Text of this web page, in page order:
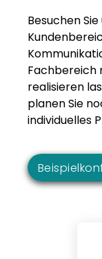
Besuchen
Fachbereich
realisieren
planen Sie
individuelles